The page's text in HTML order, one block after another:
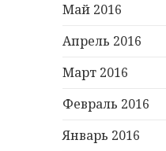
Май 2016
Апрель 2016
Март 2016
Февраль 2016
Январь 2016